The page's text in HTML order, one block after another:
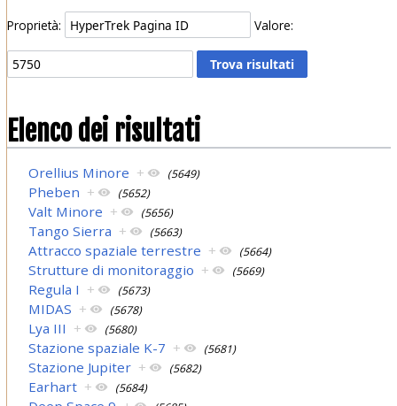
Proprietà: Valore:
Elenco dei risultati
Orellius Minore + (5649)
Pheben + (5652)
Valt Minore + (5656)
Tango Sierra + (5663)
Attracco spaziale terrestre + (5664)
Strutture di monitoraggio + (5669)
Regula I + (5673)
MIDAS + (5678)
Lya III + (5680)
Stazione spaziale K-7 + (5681)
Stazione Jupiter + (5682)
Earhart + (5684)